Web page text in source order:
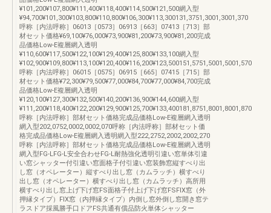
¥101,200¥107,800¥111,400¥118,400¥114,500¥121,500網入型
¥94,700¥101,300¥103,800¥110,800¥106,300¥113,300131,3751,3001,3001,370
呼称［内法呼称］06013［0573］06913［663］07413［713］部
材セット価格¥69,100¥76,000¥73,900¥81,200¥73,900¥81,200完成
品価格Low-E複層網入透明
¥110,600¥117,500¥122,100¥129,400¥125,800¥133,100網入型
¥102,900¥109,800¥113,100¥120,400¥116,200¥123,500151,5751,5001,5001,570
呼称［内法呼称］06015［0575］06915［665］07415［715］部
材セット価格¥72,300¥79,500¥77,000¥84,700¥77,000¥84,700完成
品価格Low-E複層網入透明
¥120,100¥127,300¥132,500¥140,200¥136,900¥144,600網入型
¥111,200¥118,400¥122,200¥129,900¥125,700¥133,400181,8751,8001,8001,870
呼称［内法呼称］部材セット価格完成品価格Low-E複層網入透明
網入型202,0752,0002,0002,070呼称［内法呼称］部材セット価
格完成品価格Low-E複層網入透明網入型222,2752,2002,2002,270
呼称［内法呼称］部材セット価格完成品価格Low-E複層網入透明
網入型FG-LFG-L安全合わせFG-L耐熱強化透明引違い窓単体引違
い窓シャッター付引違い窓面格子付引違い窓装飾窓縦すべり出
し窓（オペレーター）縦すべり出し窓（カムラッチ）横すべり
出し窓（オペレーター）横すべり出し窓（カムラッチ）高所用
横すべり出し窓上げ下げ窓FS面格子付上げ下げ窓FSFIX窓（外
押縁タイプ）FIX窓（内押縁タイプ）内倒し窓外倒し窓開き窓テ
ラスドア採風勝手口ドアFS共通有償品防火単体シャッター